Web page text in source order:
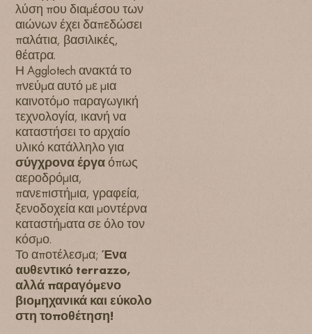
λύση που διαμέσου των
αιώνων έχει δαπεδώσει
παλάτια, βασιλικές,
θέατρα.
Η Agglotech ανακτά το
πνεύμα αυτό με μια
καινοτόμο παραγωγική
τεχνολογία, ικανή να
καταστήσει το αρχαίο
υλικό κατάλληλο για
σύγχρονα έργαόπως
αεροδρόμια,
πανεπιστήμια, γραφεία,
ξενοδοχεία και μοντέρνα
καταστήματα σε όλο τον
κόσμο.
Το αποτέλεσμα;Ένα
αυθεντικό terrazzo,
αλλά παραγόμενο
βιομηχανικά και εύκολο
στη τοποθέτηση!